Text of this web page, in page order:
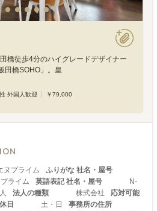
橋徒歩4分のハイグレードデザイナー
田橋SOHO」。皇
外国人歓迎 ￥79,000
ヌプライム
ふりがな 社名・屋号
ライム
英語表記 社名・屋号
N-
法人の種類 株式会社
応対可能
日 土・日
事務所の住所